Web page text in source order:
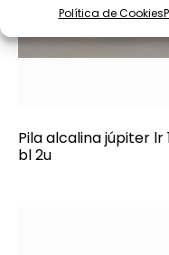
Política de Cookies
Pila alcalina júpiter lr
bl 2u